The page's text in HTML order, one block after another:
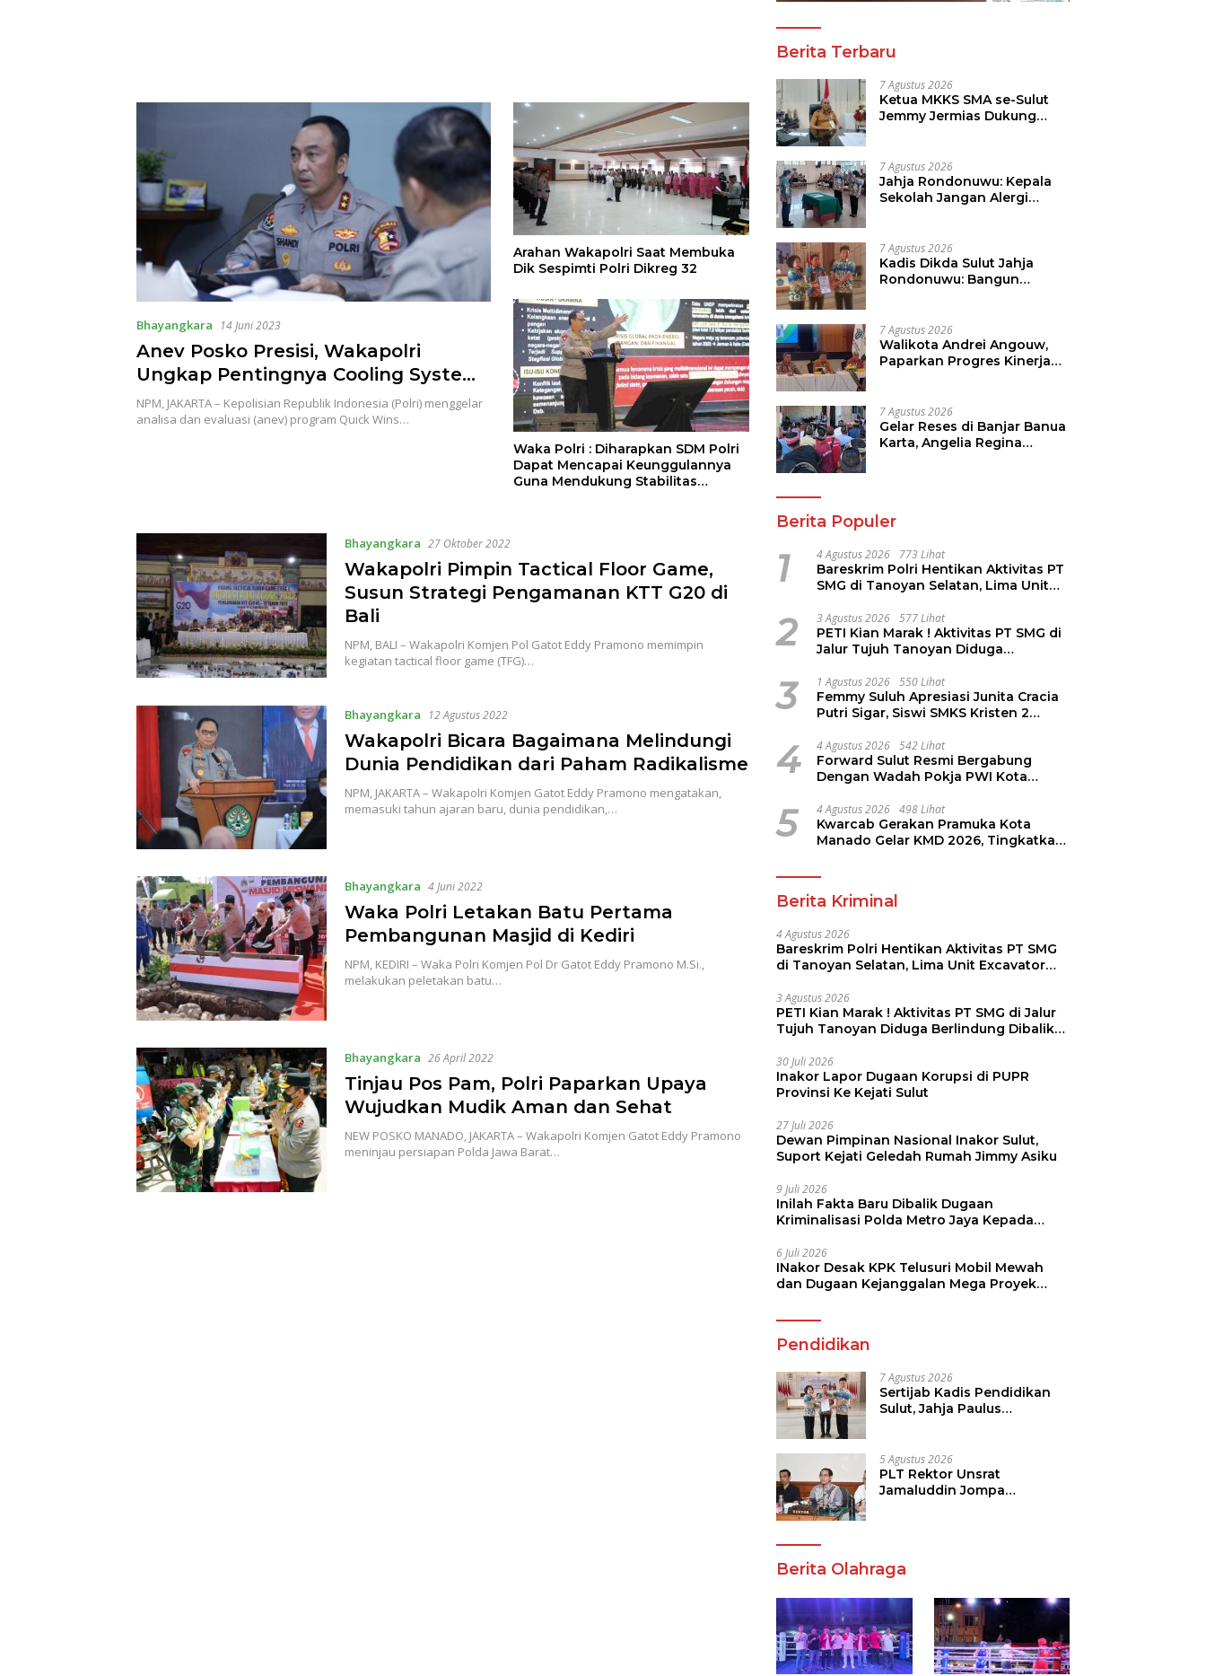
Bhayangkara 14 Juni 2023
Anev Posko Presisi, Wakapolri
Ungkap Pentingnya Cooling System
Jelang Pemilu 2024
NPM, JAKARTA – Kepolisian Republik Indonesia (Polri) menggelar
analisa dan evaluasi (anev) program Quick Wins…
Arahan Wakapolri Saat Membuka
Dik Sespimti Polri Dikreg 32
Waka Polri : Diharapkan SDM Polri
Dapat Mencapai Keunggulannya
Guna Mendukung Stabilitas
Bhayangkara 27 Oktober 2022
Wakapolri Pimpin Tactical Floor Game,
Susun Strategi Pengamanan KTT G20 di
Bali
NPM, BALI – Wakapolri Komjen Pol Gatot Eddy Pramono memimpin
kegiatan tactical floor game (TFG)…
Bhayangkara 12 Agustus 2022
Wakapolri Bicara Bagaimana Melindungi
Dunia Pendidikan dari Paham Radikalisme
NPM, JAKARTA – Wakapolri Komjen Gatot Eddy Pramono mengatakan,
memasuki tahun ajaran baru, dunia pendidikan,…
Bhayangkara 4 Juni 2022
Waka Polri Letakan Batu Pertama
Pembangunan Masjid di Kediri
NPM, KEDIRI – Waka Polri Komjen Pol Dr Gatot Eddy Pramono M.Si.,
melakukan peletakan batu…
Bhayangkara 26 April 2022
Tinjau Pos Pam, Polri Paparkan Upaya
Wujudkan Mudik Aman dan Sehat
NEW POSKO MANADO, JAKARTA – Wakapolri Komjen Gatot Eddy Pramono
meninjau persiapan Polda Jawa Barat…
Berita Terbaru
7 Agustus 2026
Ketua MKKS SMA se-Sulut
Jemmy Jermias Dukung
7 Agustus 2026
Jahja Rondonuwu: Kepala
Sekolah Jangan Alergi
7 Agustus 2026
Kadis Dikda Sulut Jahja
Rondonuwu: Bangun
7 Agustus 2026
Walikota Andrei Angouw,
Paparkan Progres Kinerja
Hilirisasi/BKPM
7 Agustus 2026
Gelar Reses di Banjar Banua
Karta, Angelia Regina
Berita Populer
1 4 Agustus 2026 773 Lihat
Bareskrim Polri Hentikan Aktivitas PT
SMG di Tanoyan Selatan, Lima Unit
2 3 Agustus 2026 577 Lihat
PETI Kian Marak ! Aktivitas PT SMG di
Jalur Tujuh Tanoyan Diduga
3 1 Agustus 2026 550 Lihat
Femmy Suluh Apresiasi Junita Cracia
Putri Sigar, Siswi SMKS Kristen 2
Dikmen Nasional 2026
4 4 Agustus 2026 542 Lihat
Forward Sulut Resmi Bergabung
Dengan Wadah Pokja PWI Kota
5 4 Agustus 2026 498 Lihat
Kwarcab Gerakan Pramuka Kota
Manado Gelar KMD 2026, Tingkatkan
Pramuka
Berita Kriminal
4 Agustus 2026
Bareskrim Polri Hentikan Aktivitas PT SMG
di Tanoyan Selatan, Lima Unit Excavator
3 Agustus 2026
PETI Kian Marak ! Aktivitas PT SMG di Jalur
Tujuh Tanoyan Diduga Berlindung Dibalik
30 Juli 2026
Inakor Lapor Dugaan Korupsi di PUPR
Provinsi Ke Kejati Sulut
27 Juli 2026
Dewan Pimpinan Nasional Inakor Sulut,
Suport Kejati Geledah Rumah Jimmy Asiku
9 Juli 2026
Inilah Fakta Baru Dibalik Dugaan
Kriminalisasi Polda Metro Jaya Kepada
6 Juli 2026
INakor Desak KPK Telusuri Mobil Mewah
dan Dugaan Kejanggalan Mega Proyek
Pendidikan
7 Agustus 2026
Sertijab Kadis Pendidikan
Sulut, Jahja Paulus
Pendidikan
5 Agustus 2026
PLT Rektor Unsrat
Jamaluddin Jompa
Berita Olahraga